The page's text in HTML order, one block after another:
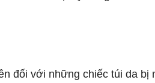
đối với những chiếc túi da